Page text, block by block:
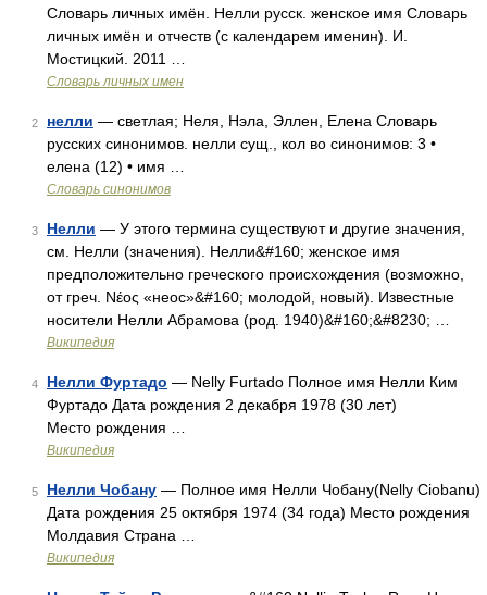
Словарь личных имён. Нелли русск. женское имя Словарь
личных имён и отчеств (с календарем именин). И.
Мостицкий. 2011 …
Словарь личных имен
2 нелли — светлая; Неля, Нэла, Эллен, Елена Словарь
русских синонимов. нелли сущ., кол во синонимов: 3 •
елена (12) • имя …
Словарь синонимов
3 Нелли — У этого термина существуют и другие значения,
см. Нелли (значения). Нелли&#160; женское имя
предположительно греческого происхождения (возможно,
от греч. Νέος «неос»&#160; молодой, новый). Известные
носители Нелли Абрамова (род. 1940)&#160;&#8230; …
Википедия
4 Нелли Фуртадо — Nelly Furtado Полное имя Нелли Ким
Фуртадо Дата рождения 2 декабря 1978 (30 лет)
Место рождения …
Википедия
5 Нелли Чобану — Полное имя Нелли Чобану(Nelly Ciobanu)
Дата рождения 25 октября 1974 (34 года) Место рождения
Молдавия Страна …
Википедия